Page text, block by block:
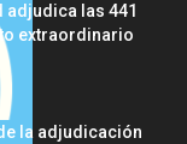
adjudica las 441
extraordinario
la adjudicación